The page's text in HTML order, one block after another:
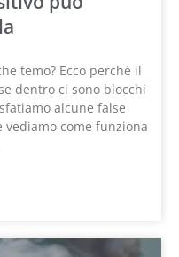
temo? Ecco perché il
dentro ci sono blocchi
alcune false
come funziona